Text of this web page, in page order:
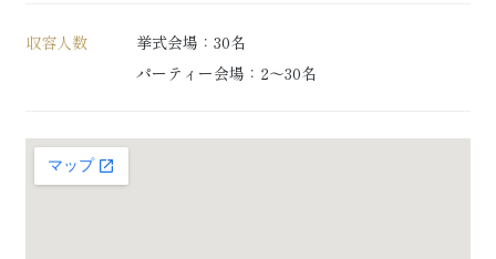
収容人数
挙式会場：30名
パーティー会場：2～30名